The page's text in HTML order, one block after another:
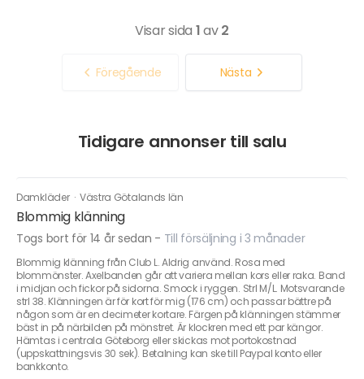
Visar sida 1av2
Föregående Nästa
Tidigare annonser till salu
Damkläder · Västra Götalands län
Blommig klänning
Togs bort för 14 år sedan - Till försäljning i 3 månader
Blommig klänning från Club L. Aldrig använd. Rosa med
blommönster. Axelbanden går att variera mellan kors eller raka. Band
i midjan och fickor på sidorna. Smock i ryggen. Strl M/L. Motsvarande
strl 38. Klänningen är för kort för mig (176 cm) och passar bättre på
någon som är en decimeter kortare. Färgen på klänningen stämmer
bäst in på närbilden på mönstret. Är klockren med ett par kängor.
Hämtas i centrala Göteborg eller skickas mot portokostnad
(uppskattningsvis 30 sek). Betalning kan ske till Paypal konto eller
bankkonto.